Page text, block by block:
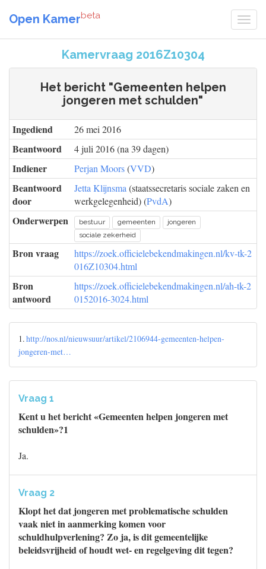
Open Kamerbeta
Kamervraag 2016Z10304
Het bericht "Gemeenten helpen
jongeren met schulden"
Ingediend 26 mei 2016
Beantwoord 4 juli 2016 (na 39 dagen)
Indiener Perjan Moors(VVD)
Beantwoord
door
Jetta Klijnsma (staatssecretaris sociale zaken en
werkgelegenheid) (PvdA)
Onderwerpen bestuur gemeenten
jongeren
sociale zekerheid
Bron vraag
https://zoek.officielebekendmakingen.nl/kv-tk-2
016Z10304.html
Bron
antwoord
https://zoek.officielebekendmakingen.nl/ah-tk-2
0152016-3024.html
1.http://nos.nl/nieuwsuur/artikel/2106944-gemeenten-helpen-
jongeren-met…
Vraag 1
Kent u het bericht «Gemeenten helpen jongeren met
schulden»?1
Ja.
Vraag 2
Klopt het dat jongeren met problematische schulden
vaak niet in aanmerking komen voor
schuldhulpverlening? Zo ja, is dit gemeentelijke
beleidsvrijheid of houdt wet- en regelgeving dit tegen?